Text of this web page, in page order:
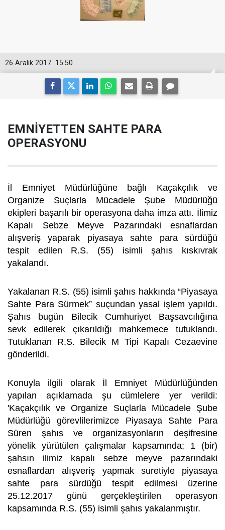
15:50
26 Aralık 2017
EMNİYETTEN SAHTE PARA
OPERASYONU
İl Emniyet Müdürlüğüne bağlı Kaçakçılık ve
Organize Suçlarla Mücadele Şube Müdürlüğü
ekipleri başarılı bir operasyona daha imza attı. İlimiz
Kapalı Sebze Meyve Pazarındaki esnaflardan
alışveriş yaparak piyasaya sahte para sürdüğü
tespit edilen R.S. (55) isimli şahıs kıskıvrak
yakalandı.
Yakalanan R.S. (55) isimli şahıs hakkında “Piyasaya
Sahte Para Sürmek” suçundan yasal işlem yapıldı.
Şahıs bugün Bilecik Cumhuriyet Başsavcılığına
sevk edilerek çıkarıldığı mahkemece tutuklandı.
Tutuklanan R.S. Bilecik M Tipi Kapalı Cezaevine
gönderildi.
Konuyla ilgili olarak İl Emniyet Müdürlüğünden
yapılan açıklamada şu cümlelere yer verildi:
'Kaçakçılık ve Organize Suçlarla Mücadele Şube
Müdürlüğü görevlilerimizce Piyasaya Sahte Para
Süren şahıs ve organizasyonların deşifresine
yönelik yürütülen çalışmalar kapsamında; 1 (bir)
şahsın ilimiz kapalı sebze meyve pazarındaki
esnaflardan alışveriş yapmak suretiyle piyasaya
sahte para sürdüğü tespit edilmesi üzerine
25.12.2017 günü gerçekleştirilen operasyon
kapsamında R.S. (55) isimli şahıs yakalanmıştır.